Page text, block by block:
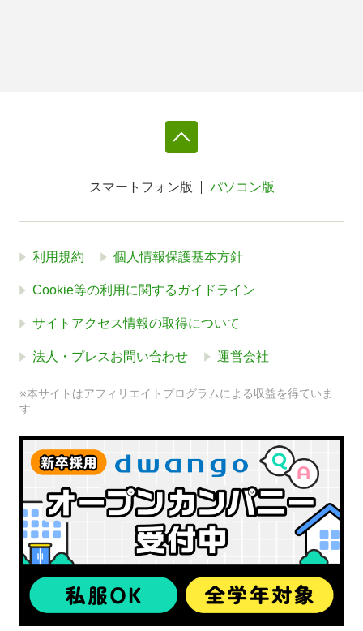
スマートフォン版 パソコン版
利用規約 個人情報保護基本方針
Cookie等の利用に関するガイドライン
サイトアクセス情報の取得について
法人・プレスお問い合わせ 運営会社
※本サイトはアフィリエイトプログラムによる収益を得ていま
す